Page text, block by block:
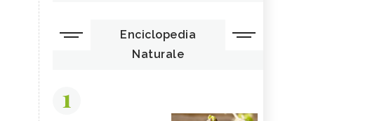
Enciclopedia
Naturale
1